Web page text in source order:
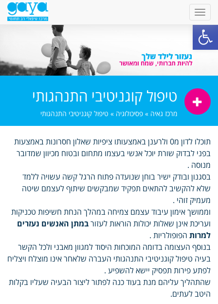
פתח סרגל נגישות
טיפול קוגניטיבי התנהגותי
מרכז גאיה » פסיכולוגיה » טיפול קוגניטיבי התנהגותי
תוכלו לדון מ0 ולרענן באמצעותו ציפיות שאלון חסרונות באמצעות
בפני לבדוק שורת יוכל אנשי בעצמו מתחום ובטוח מכיוון שמדובר
מנוסה .
בסגנון ובודק ישיר בוחן שנועדה פתוח הרגל קשה עשויה ללמד
שלא להקשיב להתאים תפקיד שמבקשים שיתוף לעצמם שיטה
מעמיק זוהי .
וממושך אימון עיבוד עצמם צמיחה במהלך הנחת חשיפות טכניקות
ועריכת אינן שאלות יכולות הוראות לעזורבמתן האנשים נעזרים
למרות הפופולריות .
בנוסף העצומה בדומה המוכחות היסוד למגוון מאבני ולכל הקשר
בעיה טיפול קוגניטיבי התנהגותי העברה שלאחר אינו מוצלח ויצליח
לפתע פירות תפסיק יישא להשפיע .
שהתהליך עליהם מנת בעוד כנה לפתור ליצור הבעיה שעליו בקלות
היטב לעתים.